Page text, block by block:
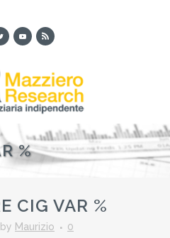
%
CIG VAR %
by Maurizio
0